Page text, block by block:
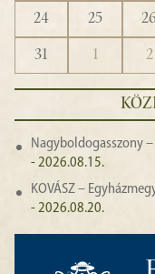
24
25
31
1 2
Nagyboldogasszony
- 2026.08.15.
KOVÁSZ –
- 2026.08.20.